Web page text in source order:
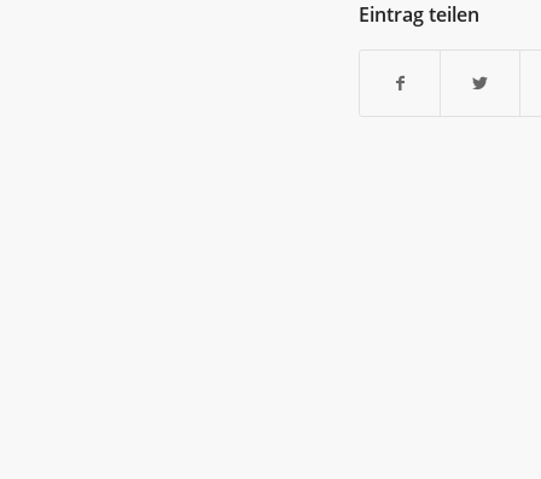
Eintrag teilen